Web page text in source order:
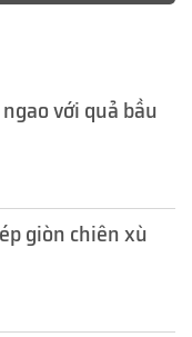
với quả bầu
giòn chiên xù